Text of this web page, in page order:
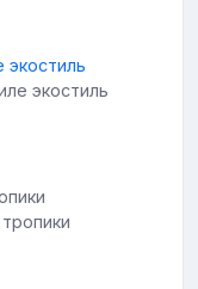
экостиль